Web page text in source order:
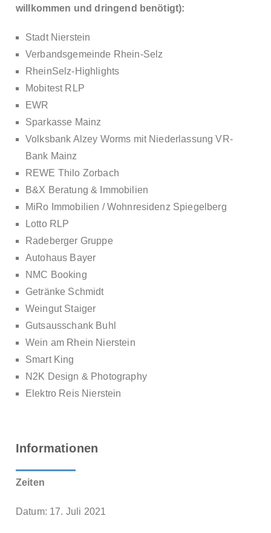
willkommen und dringend benötigt):
Stadt Nierstein
Verbandsgemeinde Rhein-Selz
RheinSelz-Highlights
Mobitest RLP
EWR
Sparkasse Mainz
Volksbank Alzey Worms mit Niederlassung VR-
Bank Mainz
REWE Thilo Zorbach
B&X Beratung & Immobilien
MiRo Immobilien / Wohnresidenz Spiegelberg
Lotto RLP
Radeberger Gruppe
Autohaus Bayer
NMC Booking
Getränke Schmidt
Weingut Staiger
Gutsausschank Buhl
Wein am Rhein Nierstein
Smart King
N2K Design & Photography
Elektro Reis Nierstein
Informationen
Zeiten
Datum: 17. Juli 2021